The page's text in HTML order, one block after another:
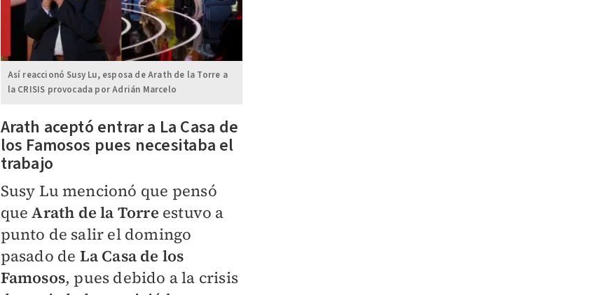
Así reaccionó Susy Lu, esposa de Arath de la Torre a
la CRISIS provocada por Adrián Marcelo
Arath aceptó entrar a La Casa de
los Famosos pues necesitaba el
trabajo
Susy Lu mencionó que pensó
queArath de la Torre estuvo a
punto de salir el domingo
pasado de La Casa de los
Famosos, pues debido a la crisis